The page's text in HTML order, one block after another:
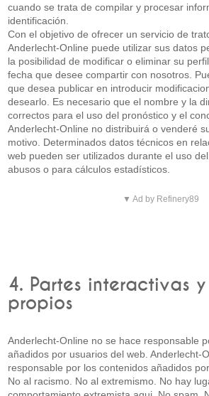
cuando se trata de compilar y procesar
identificación.
Con el objetivo de ofrecer un servicio de
Anderlecht-Online puede utilizar sus datos
la posibilidad de modificar o eliminar su
fecha que desee compartir con nosotros.
que desea publicar en introducir
desearlo. Es necesario que el nombre y la
correctos para el uso del pronóstico y el
Anderlecht-Online no distribuirá o venderé
motivo. Determinados datos técnicos en
web pueden ser utilizados durante el uso
abusos o para cálculos estadísticos.
▼ Ad by Refinery89
4. Partes interactivas
propios
Anderlecht-Online no se hace responsable
añadidos por usuarios del web. Anderlecht-
responsable por los contenidos añadidos
No al racismo. No al extremismo. No hay